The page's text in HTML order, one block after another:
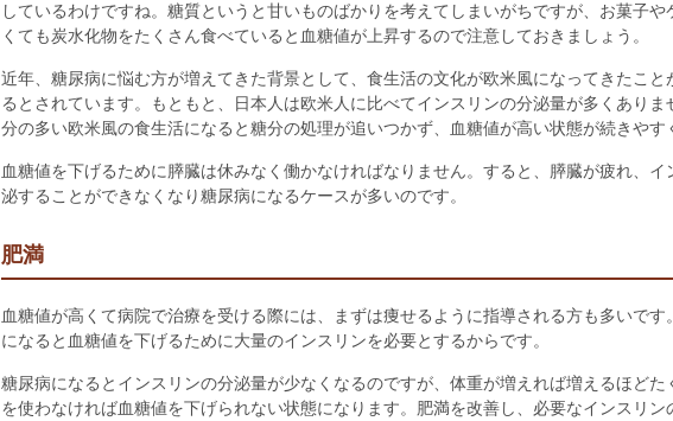
しているわけですね。糖質というと甘いものばかりを考えてしまいがちですが、お菓子や
くても炭水化物をたくさん食べていると血糖値が上昇するので注意しておきましょう。
近年、糖尿病に悩む方が増えてきた背景として、食生活の文化が欧米風になってきたこと
るとされています。もともと、日本人は欧米人に比べてインスリンの分泌量が多くありま
分の多い欧米風の食生活になると糖分の処理が追いつかず、血糖値が高い状態が続きやす
血糖値を下げるために膵臓は休みなく働かなければなりません。すると、膵臓が疲れ、イ
泌することができなくなり糖尿病になるケースが多いのです。
肥満
血糖値が高くて病院で治療を受ける際には、まずは痩せるように指導される方も多いです
になると血糖値を下げるために大量のインスリンを必要とするからです。
糖尿病になるとインスリンの分泌量が少なくなるのですが、体重が増えれば増えるほどた
を使わなければ血糖値を下げられない状態になります。肥満を改善し、必要なインスリン